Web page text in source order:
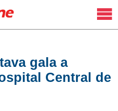
gala a
Central de